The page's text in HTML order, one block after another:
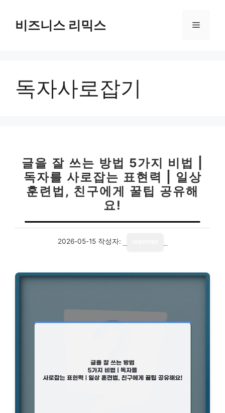
비즈니스 리믹스 메
독자사로잡기
글을 잘 쓰는 방법 5가지 비법 |
독자를 사로잡는 표현력 | 일상
훈련법, 친구에게 꿀팁 공유해
요!
2026-05-15 작성자: